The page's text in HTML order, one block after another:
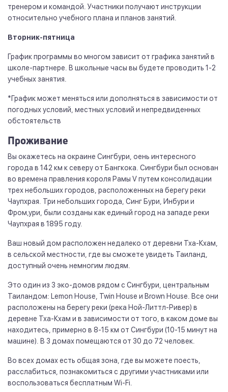
тренером и командой. Участники получают инструкции
относительно учебного плана и планов занятий.
Вторник-пятница
График программы во многом зависит от графика занятий в
школе-партнере. В школьные часы вы будете проводить 1-2
учебных занятия.
*График может меняться или дополняться в зависимости от
погодных условий, местных условий и непредвиденных
обстоятельств
Проживание
Вы окажетесь на окраине Сингбури, оень интересного
города в 142 км к северу от Бангкока. Сингбури был основан
во времена правления короля Рамы V путем консолидации
трех небольших городов, расположенных на берегу реки
Чаупхрая. Три небольших города, Синг Бури, Инбури и
Фром,ури, были созданы как единый город на западе реки
Чаупхрая в 1895 году.
Ваш новый дом расположен недалеко от деревни Тха-Кхам,
в сельской местности, где вы сможете увидеть Таиланд,
доступный очень немногим людям.
Это один из 3 эко-домов рядом с Сингбури, центральным
Таиландом: Lemon House, Twin House и Brown House. Все они
расположены на берегу реки (река Ной-Литтл-Ривер) в
деревне Тха-Кхам и в зависимости от того, в каком доме вы
находитесь, примерно в 8-15 км от Сингбури (10-15 минут на
машине). В 3 домах помещаются от 30 до 72 человек.
Во всех домах есть общая зона, где вы можете поесть,
расслабиться, познакомиться с другими участниками или
воспользоваться бесплатным Wi-Fi.